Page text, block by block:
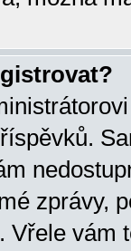
zprávy,
Vřele vám